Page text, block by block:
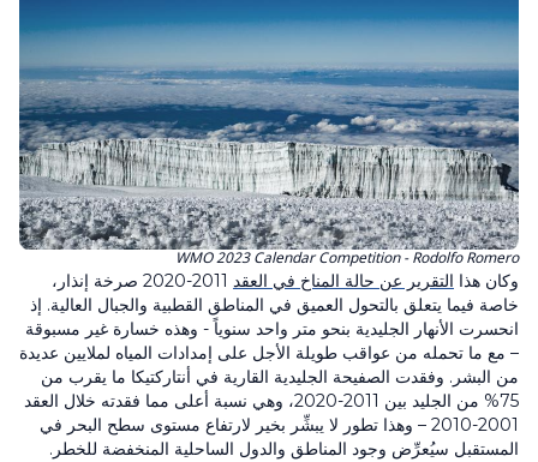
WMO 2023 Calendar Competition - Rodolfo Romero
وكان هذا التقرير عن حالة المناخ في العقد
2011-2020 صرخة إنذار،
خاصة فيما يتعلق بالتحول العميق في المناطق القطبية والجبال العالية. إذ
انحسرت الأنهار الجليدية بنحو متر واحد سنوياً - وهذه خسارة غير مسبوقة
– مع ما تحمله من عواقب طويلة الأجل على إمدادات المياه لملايين عديدة
من البشر. وفقدت الصفيحة الجليدية القارية في أنتاركتيكا ما يقرب من
75% من الجليد بين 2011-2020، وهي نسبة أعلى مما فقدته خلال العقد
2001-2010 – وهذا تطور لا يبشِّر بخير لارتفاع مستوى سطح البحر في
المستقبل سيُعرِّض وجود المناطق والدول الساحلية المنخفضة للخطر.